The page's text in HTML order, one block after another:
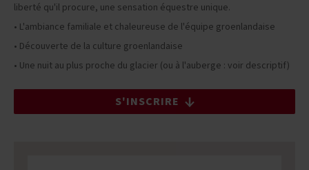
liberté qu'il procure, une sensation équestre unique.
• L'ambiance familiale et chaleureuse de l'équipe groenlandaise
• Découverte de la culture groenlandaise
• Une nuit au plus proche du glacier (ou à l'auberge : voir descriptif)
S'INSCRIRE